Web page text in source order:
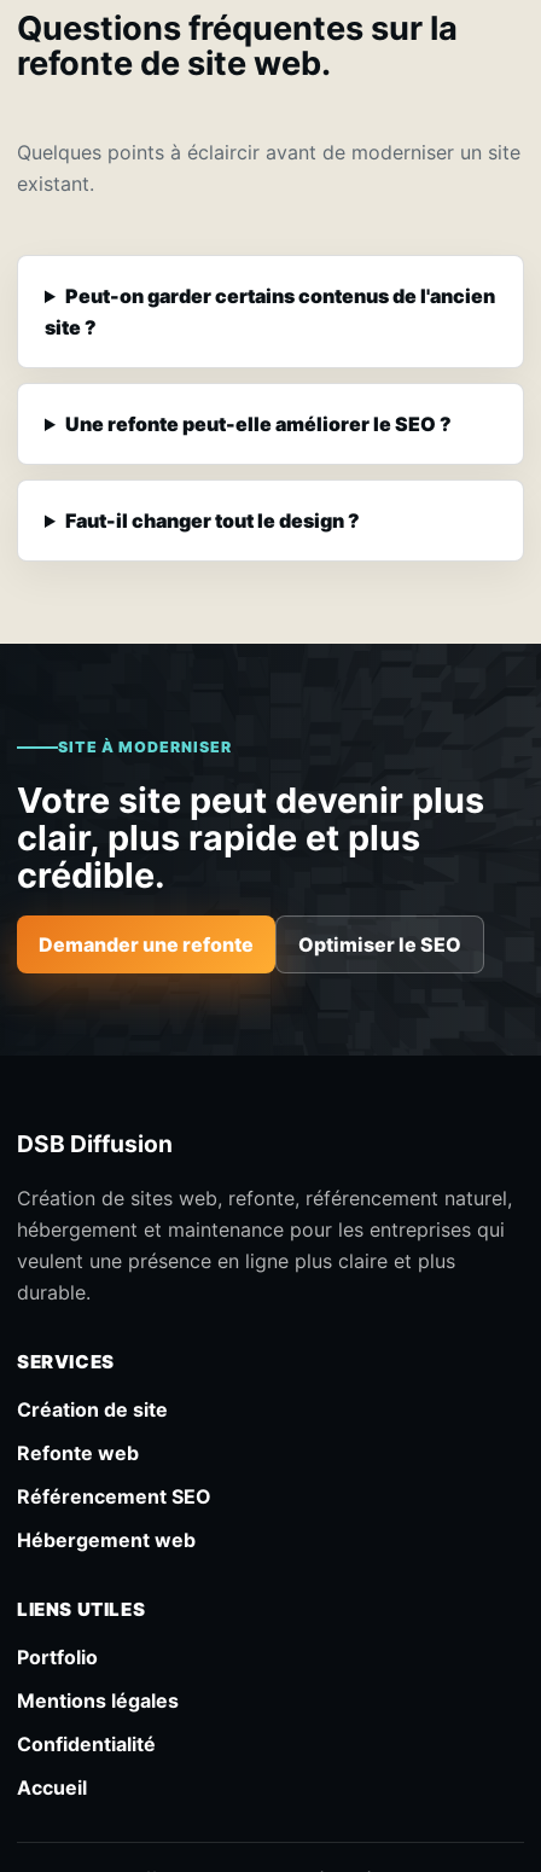
Questions fréquentes sur la
refonte de site web.
Quelques points à éclaircir avant de moderniser un site
existant.
Peut-on garder certains contenus de l'ancien
site ?
Une refonte peut-elle améliorer le SEO ?
Faut-il changer tout le design ?
SITE À MODERNISER
Votre site peut devenir plus
clair, plus rapide et plus
crédible.
Demander une refonte Optimiser le SEO
DSB Diffusion
Création de sites web, refonte, référencement naturel,
hébergement et maintenance pour les entreprises qui
veulent une présence en ligne plus claire et plus
durable.
SERVICES
Création de site
Refonte web
Référencement SEO
Hébergement web
LIENS UTILES
Portfolio
Mentions légales
Confidentialité
Accueil